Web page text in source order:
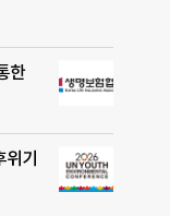
한
기